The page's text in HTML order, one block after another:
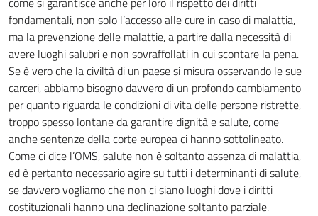
fondamentali, non solo l’accesso alle cure in caso di malattia,
ma la prevenzione delle malattie, a partire dalla necessità di
avere luoghi salubri e non sovraffollati in cui scontare la pena.
Se è vero che la civiltà di un paese si misura osservando le sue
carceri, abbiamo bisogno davvero di un profondo cambiamento
per quanto riguarda le condizioni di vita delle persone ristrette,
troppo spesso lontane da garantire dignità e salute, come
anche sentenze della corte europea ci hanno sottolineato.
Come ci dice l’OMS, salute non è soltanto assenza di malattia,
ed è pertanto necessario agire su tutti i determinanti di salute,
se davvero vogliamo che non ci siano luoghi dove i diritti
costituzionali hanno una declinazione soltanto parziale.